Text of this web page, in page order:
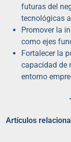
futuras del
tecnológicas
Promover la
como ejes
Fortalecer la
capacidad de
entorno
Artículos